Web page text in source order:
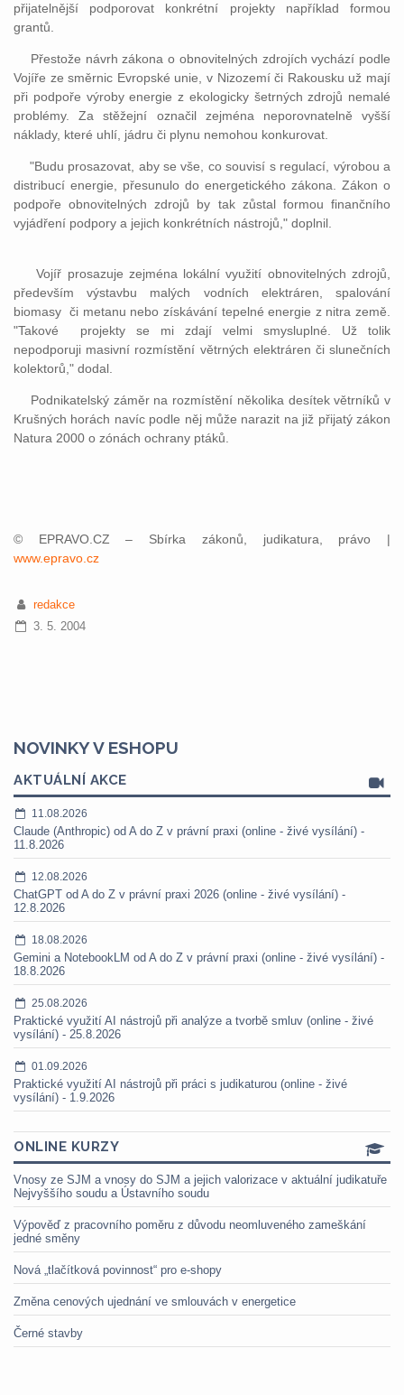
přijatelnější podporovat konkrétní projekty například formou
grantů.
Přestože návrh zákona o obnovitelných zdrojích vychází podle
Vojíře ze směrnic Evropské unie, v Nizozemí či Rakousku už mají
při podpoře výroby energie z ekologicky šetrných zdrojů nemalé
problémy. Za stěžejní označil zejména neporovnatelně vyšší
náklady, které uhlí, jádru či plynu nemohou konkurovat.
"Budu prosazovat, aby se vše, co souvisí s regulací, výrobou a
distribucí energie, přesunulo do energetického zákona. Zákon o
podpoře obnovitelných zdrojů by tak zůstal formou finančního
vyjádření podpory a jejich konkrétních nástrojů," doplnil.
Vojíř prosazuje zejména lokální využití obnovitelných zdrojů,
především výstavbu malých vodních elektráren, spalování
biomasy či metanu nebo získávání tepelné energie z nitra země.
"Takové projekty se mi zdají velmi smysluplné. Už tolik
nepodporuji masivní rozmístění větrných elektráren či slunečních
kolektorů," dodal.
Podnikatelský záměr na rozmístění několika desítek větrníků v
Krušných horách navíc podle něj může narazit na již přijatý zákon
Natura 2000 o zónách ochrany ptáků.
© EPRAVO.CZ – Sbírka zákonů, judikatura, právo |
www.epravo.cz
redakce
3. 5. 2004
NOVINKY V ESHOPU
AKTUÁLNÍ AKCE
11.08.2026
Claude (Anthropic) od A do Z v právní praxi (online - živé vysílání) -
11.8.2026
12.08.2026
ChatGPT od A do Z v právní praxi 2026 (online - živé vysílání) -
12.8.2026
18.08.2026
Gemini a NotebookLM od A do Z v právní praxi (online - živé vysílání) -
18.8.2026
25.08.2026
Praktické využití AI nástrojů při analýze a tvorbě smluv (online - živé
vysílání) - 25.8.2026
01.09.2026
Praktické využití AI nástrojů při práci s judikaturou (online - živé
vysílání) - 1.9.2026
ONLINE KURZY
Vnosy ze SJM a vnosy do SJM a jejich valorizace v aktuální judikatuře
Nejvyššího soudu a Ústavního soudu
Výpověď z pracovního poměru z důvodu neomluveného zameškání
jedné směny
Nová „tlačítková povinnost“ pro e-shopy
Změna cenových ujednání ve smlouvách v energetice
Černé stavby